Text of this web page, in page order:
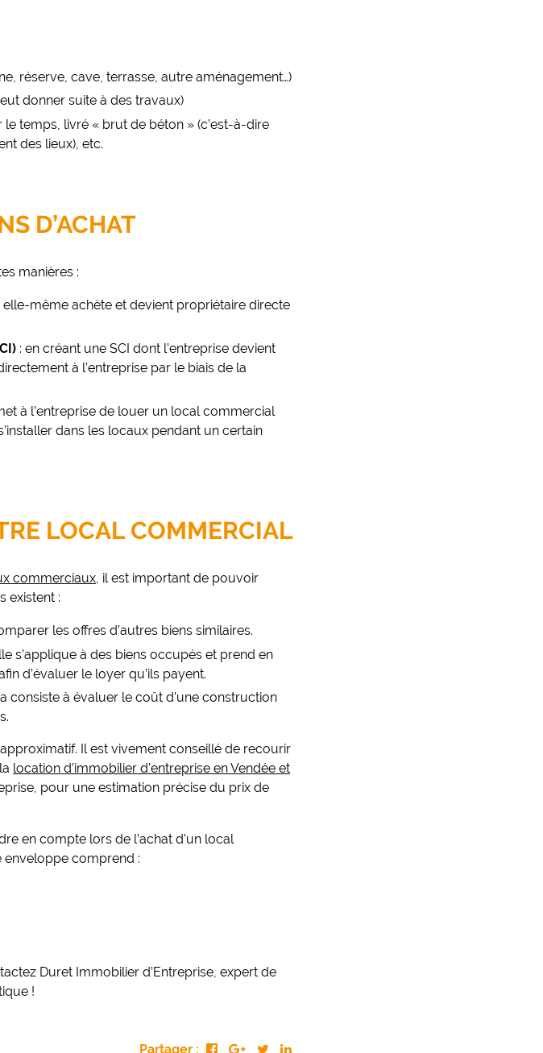
réserve, cave, terrasse, autre aménagement…)
donner suite à des travaux)
temps, livré « brut de béton » (c’est-à-dire
des lieux), etc.
D’ACHAT
manières :
elle-même achète et devient propriétaire directe
: en créant une SCI dont l’entreprise devient
à l’entreprise par le biais de la
à l’entreprise de louer un local commercial
dans les locaux pendant un certain
LOCAL COMMERCIAL
commerciaux , il est important de pouvoir
existent :
les offres d’autres biens similaires.
s’applique à des biens occupés et prend en
d’évaluer le loyer qu’ils payent.
consiste à évaluer le coût d’une construction
Il est vivement conseillé de recourir
location d’immobilier d’entreprise en Vendée et
pour une estimation précise du prix de
en compte lors de l’achat d’un local
enveloppe comprend :
Duret Immobilier d’Entreprise, expert de
!
Partager :